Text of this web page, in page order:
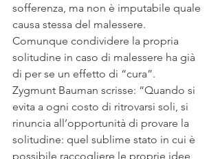
sofferenza, ma non è imputabile quale
causa stessa del malessere.
Comunque condividere la propria
solitudine in caso di malessere ha già
di per se un effetto di “cura”.
Zygmunt Bauman scrisse: “Quando si
evita a ogni costo di ritrovarsi soli, si
rinuncia all’opportunità di provare la
solitudine: quel sublime stato in cui è
possibile raccogliere le proprie idee,